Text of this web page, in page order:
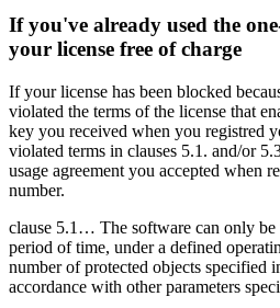
If you've already used the
your license free of charge
If your license has been blocked
violated the terms of the license that
key you received when you registred
violated terms in clauses 5.1. and/or
usage agreement you accepted when
number.
clause 5.1… The software can only be
period of time, under a defined
number of protected objects specified
accordance with other parameters